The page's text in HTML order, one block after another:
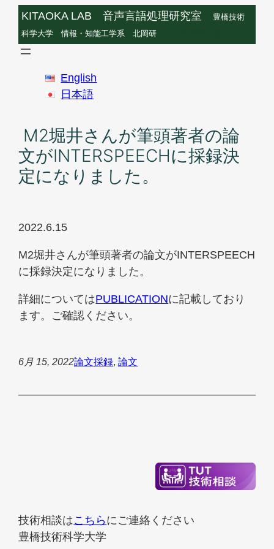
KITAOKA LAB 音声言語処理研究室
豊橋技術
科学大学 情報・知能工学系 北岡研
English
日本語
M2堀井さんが筆頭著者の論
文がINTERSPEECHに採録決
定になりました。
2022.6.15
M2堀井さんが筆頭著者の論文がINTERSPEECH
に採録決定になりました。
詳細についてはPUBLICATIONに記載しており
ます。ご確認ください。
6月 15, 2022論文採録, 論文
技術相談はこちらにご連絡ください
豊橋技術科学大学